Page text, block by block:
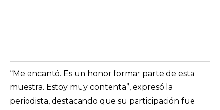
“Me encantó. Es un honor formar parte de esta
muestra. Estoy muy contenta”, expresó la
periodista, destacando que su participación fue